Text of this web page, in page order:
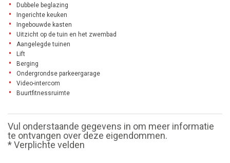
Dubbele beglazing
Ingerichte keuken
Ingebouwde kasten
Uitzicht op de tuin en het zwembad
Aangelegde tuinen
Lift
Berging
Ondergrondse parkeergarage
Video-intercom
Buurtfitnessruimte
Vul onderstaande gegevens in om meer informatie
te ontvangen over deze eigendommen.
* Verplichte velden